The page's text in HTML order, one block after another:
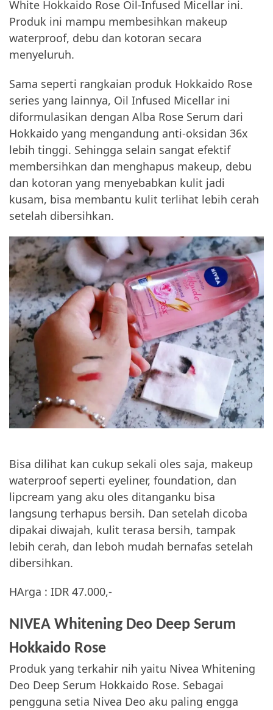
White Hokkaido Rose Oil-Infused Micellar ini.
Produk ini mampu membesihkan makeup
waterproof, debu dan kotoran secara
menyeluruh.
Sama seperti rangkaian produk Hokkaido Rose
series yang lainnya, Oil Infused Micellar ini
diformulasikan dengan Alba Rose Serum dari
Hokkaido yang mengandung anti-oksidan 36x
lebih tinggi. Sehingga selain sangat efektif
membersihkan dan menghapus makeup, debu
dan kotoran yang menyebabkan kulit jadi
kusam, bisa membantu kulit terlihat lebih cerah
setelah dibersihkan.
Bisa dilihat kan cukup sekali oles saja, makeup
waterproof seperti eyeliner, foundation, dan
lipcream yang aku oles ditanganku bisa
langsung terhapus bersih. Dan setelah dicoba
dipakai diwajah, kulit terasa bersih, tampak
lebih cerah, dan leboh mudah bernafas setelah
dibersihkan.
HArga : IDR 47.000,-
NIVEA Whitening Deo Deep Serum
Hokkaido Rose
Produk yang terkahir nih yaitu Nivea Whitening
Deo Deep Serum Hokkaido Rose. Sebagai
pengguna setia Nivea Deo aku paling engga